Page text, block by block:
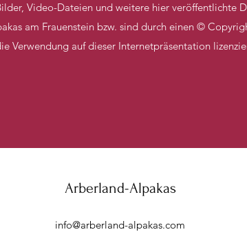
Video-Dateien und weitere hier veröffentlichte
am Frauenstein bzw. sind durch einen ©
Verwendung auf dieser Internetpräsentation
Arberland-Alpakas
info@arberland-alpakas.com